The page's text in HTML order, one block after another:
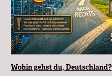
Wohin gehst du, Deutschland?